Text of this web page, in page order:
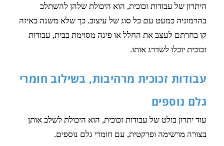
היתרון של עבודות זכוכית, הוא היכולת שלהן להשתלב
בהרמוניה כמעט עם כל סוג של עיצוב. כך שלא משנה באיזה
קו בחרתם לעצב את החלל או פינה מסוימת בבית, עבודות
זכוכית יוכלו לשדרג אותו.
עבודות זכוכית מרהיבות, בשילוב חומרי
גלם נוספים
עוד יתרון בולט של עבודות זכוכית, הוא היכולת לשלב אותן
בצורה מרשימה ופרקטית, עם חומרי גלם נוספים.